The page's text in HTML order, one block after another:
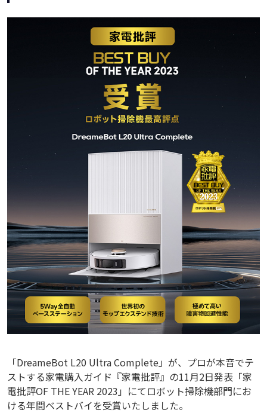
「DreameBot L20 Ultra Complete」が、プロが本音でテ
ストする家電購入ガイド『家電批評』の11月2日発表「家
電批評OF THE YEAR 2023」にてロボット掃除機部門にお
ける年間ベストバイを受賞いたしました。